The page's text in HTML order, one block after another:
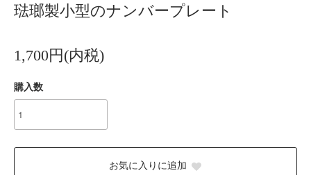
琺瑯製小型のナンバープレート
1,700円(内税)
購入数
お気に入りに追加